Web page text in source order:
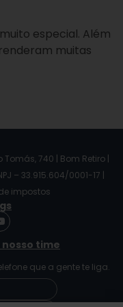
especial. Além
muitas
Tomás, 740 | Bom Retiro |
– 33.915.604/0001-17 |
impostos
nosso time
que a gente te liga.